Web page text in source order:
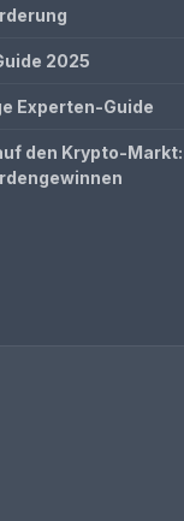
2025
Experten-Guide
den Krypto-Markt: